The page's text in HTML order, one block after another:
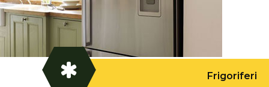
Frigoriferi